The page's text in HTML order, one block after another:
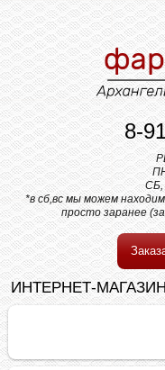
8-
*в сб,вс мы можем
просто заранее
ИНТЕРНЕТ-